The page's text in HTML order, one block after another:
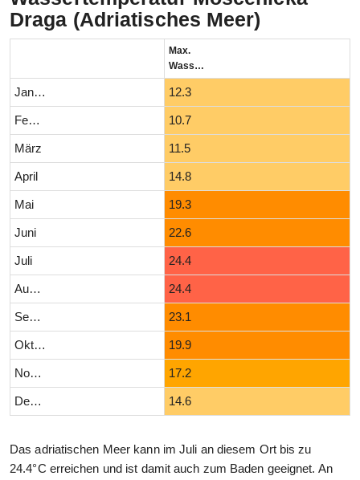
Draga (Adriatisches Meer)
Max.
Wassertemperatur (°C)
Januar 12.3
Februar 10.7
März 11.5
April 14.8
Mai 19.3
Juni 22.6
Juli 24.4
August 24.4
September 23.1
Oktober 19.9
November 17.2
Dezember 14.6
Das adriatischen Meer kann im Juli an diesem Ort bis zu
24.4°C erreichen und ist damit auch zum Baden geeignet. An